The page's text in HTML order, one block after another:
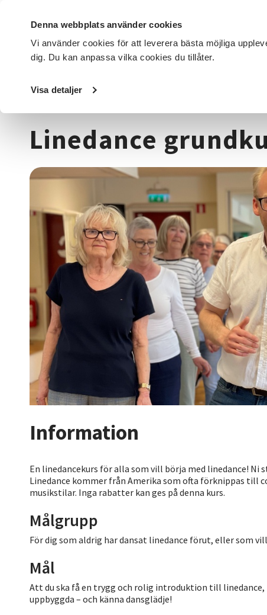
Denna webbplats använder cookies
Vi använder cookies för att leverera bästa möjliga
dig. Du kan anpassa vilka cookies du tillåter.
Visa detaljer
DET HÄR GÖR VI FÖR DIG SOM SÖK KURSER OCH
Startsida / Kurser och evenemang
Linedance
Information
En linedancekurs för alla som vill börja med linedance!
Linedance kommer från Amerika som ofta förknippas till
musikstilar. Inga rabatter kan ges på denna kurs.
Målgrupp
För dig som aldrig har dansat linedance förut, eller som
Mål
Att du ska få en trygg och rolig introduktion till
uppbyggda – och känna dansglädje!